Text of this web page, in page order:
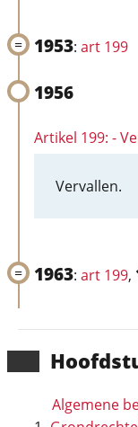
Algemene
1953: art 199
1956
Artikel 199: -
Vervallen.
1963: art 199,